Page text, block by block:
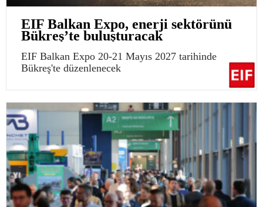
EIF Balkan Expo, enerji sektörünü
Bükreş’te buluşturacak
EIF Balkan Expo 20-21 Mayıs 2027 tarihinde
Bükreş'te düzenlenecek